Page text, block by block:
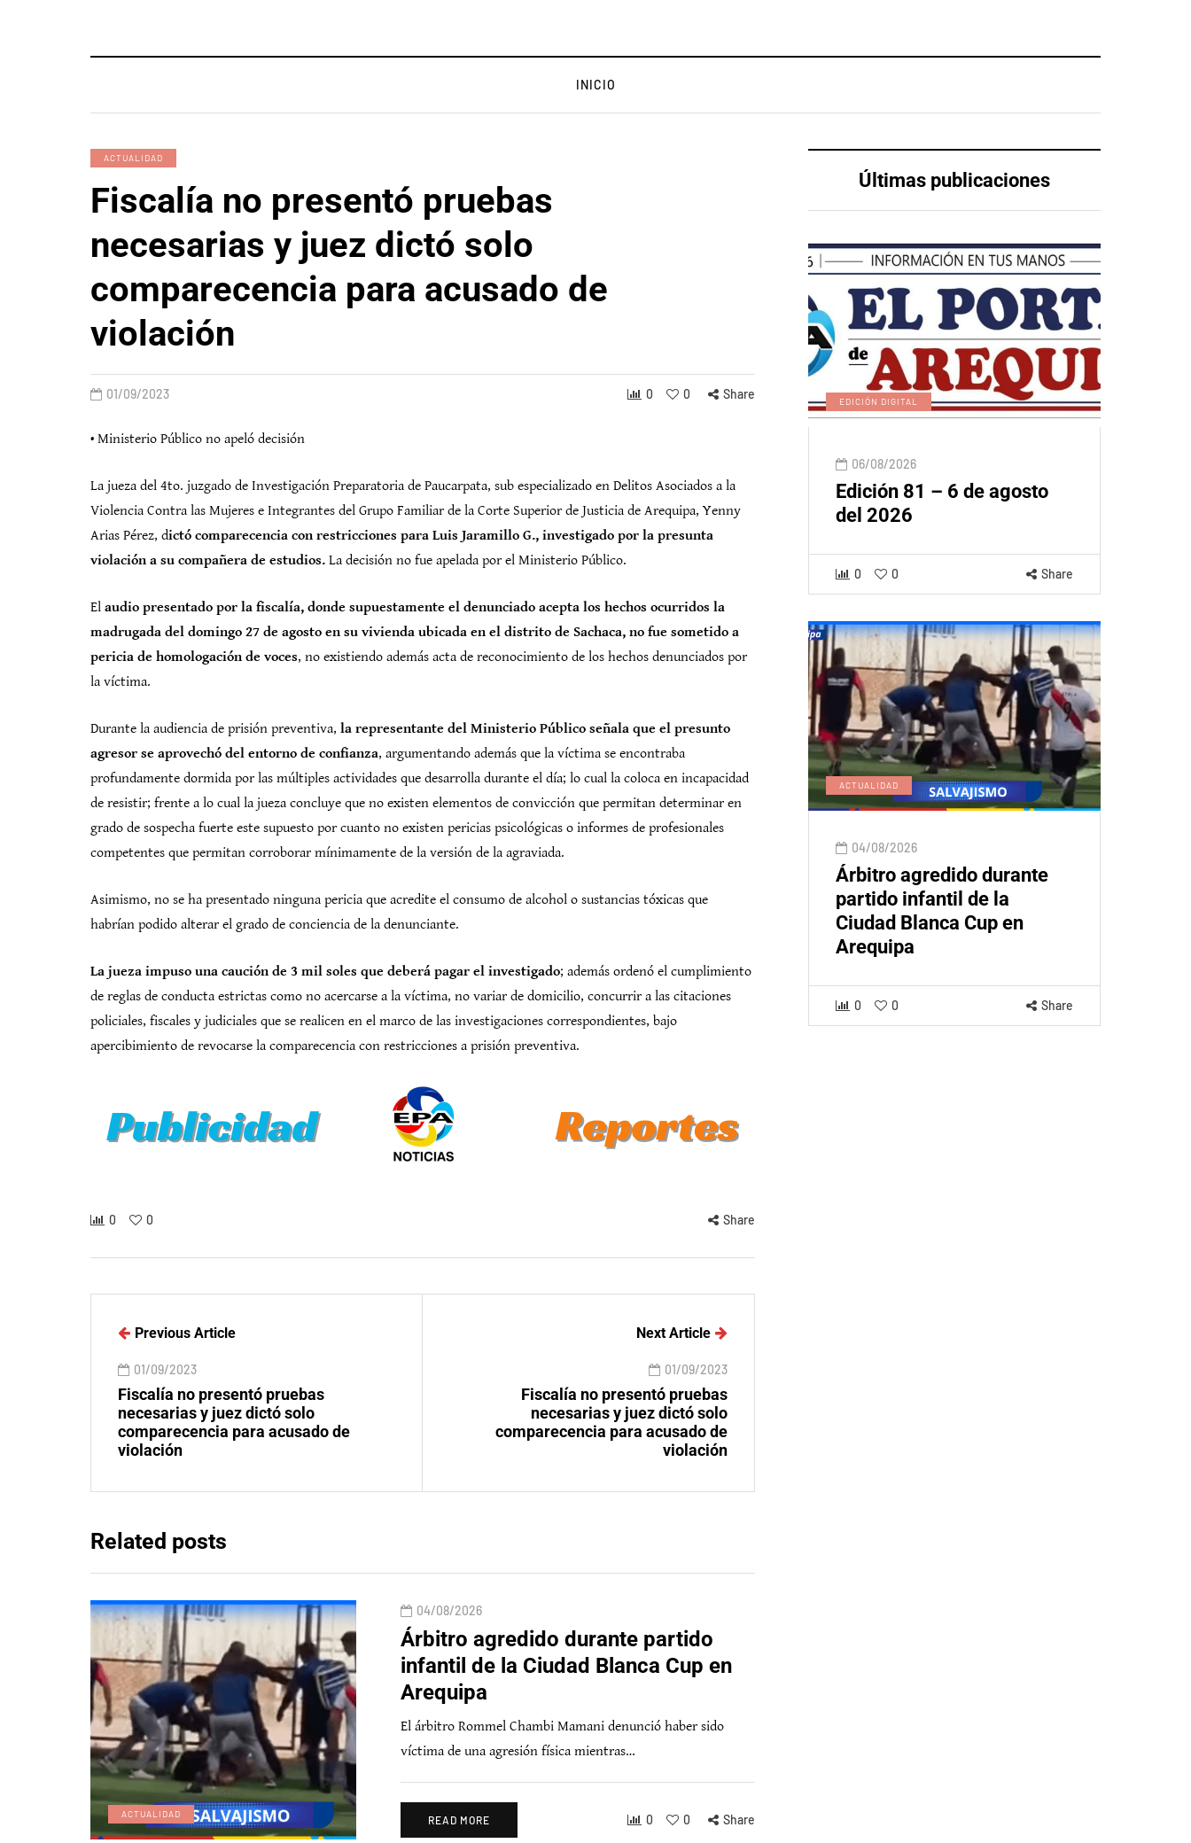
INICIO
ACTUALIDAD
Fiscalía no presentó pruebas
necesarias y juez dictó solo
comparecencia para acusado de
violación
01/09/2023 0 0 Share
• Ministerio Público no apeló decisión
La jueza del 4to. juzgado de Investigación Preparatoria de Paucarpata, sub especializado en Delitos Asociados a la
Violencia Contra las Mujeres e Integrantes del Grupo Familiar de la Corte Superior de Justicia de Arequipa, Yenny
Arias Pérez, dictó comparecencia con restricciones para Luis Jaramillo G., investigado por la presunta
violación a su compañera de estudios. La decisión no fue apelada por el Ministerio Público.
El audio presentado por la fiscalía, donde supuestamente el denunciado acepta los hechos ocurridos la
madrugada del domingo 27 de agosto en su vivienda ubicada en el distrito de Sachaca, no fue sometido a
pericia de homologación de voces, no existiendo además acta de reconocimiento de los hechos denunciados por
la víctima.
Durante la audiencia de prisión preventiva, la representante del Ministerio Público señala que el presunto
agresor se aprovechó del entorno de confianza, argumentando además que la víctima se encontraba
profundamente dormida por las múltiples actividades que desarrolla durante el día; lo cual la coloca en incapacidad
de resistir; frente a lo cual la jueza concluye que no existen elementos de convicción que permitan determinar en
grado de sospecha fuerte este supuesto por cuanto no existen pericias psicológicas o informes de profesionales
competentes que permitan corroborar mínimamente de la versión de la agraviada.
Asimismo, no se ha presentado ninguna pericia que acredite el consumo de alcohol o sustancias tóxicas que
habrían podido alterar el grado de conciencia de la denunciante.
La jueza impuso una caución de 3 mil soles que deberá pagar el investigado; además ordenó el cumplimiento
de reglas de conducta estrictas como no acercarse a la víctima, no variar de domicilio, concurrir a las citaciones
policiales, fiscales y judiciales que se realicen en el marco de las investigaciones correspondientes, bajo
apercibimiento de revocarse la comparecencia con restricciones a prisión preventiva.
0 0 Share
Últimas publicaciones
EDICIÓN DIGITAL
06/08/2026
Edición 81 – 6 de agosto
del 2026
0 0 Share
ACTUALIDAD
04/08/2026
Árbitro agredido durante
partido infantil de la
Ciudad Blanca Cup en
Arequipa
0 0 Share
Previous Article
01/09/2023
Fiscalía no presentó pruebas
necesarias y juez dictó solo
comparecencia para acusado de
violación
Next Article
01/09/2023
Fiscalía no presentó pruebas
necesarias y juez dictó solo
comparecencia para acusado de
violación
Related posts
ACTUALIDAD
04/08/2026
Árbitro agredido durante partido
infantil de la Ciudad Blanca Cup en
Arequipa
El árbitro Rommel Chambi Mamani denunció haber sido
víctima de una agresión física mientras…
READ MORE 0 0 Share